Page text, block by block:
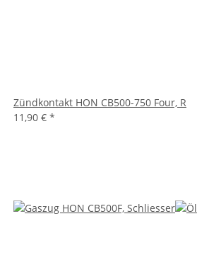
Zündkontakt HON CB500-750 Four, R
11,90 € *